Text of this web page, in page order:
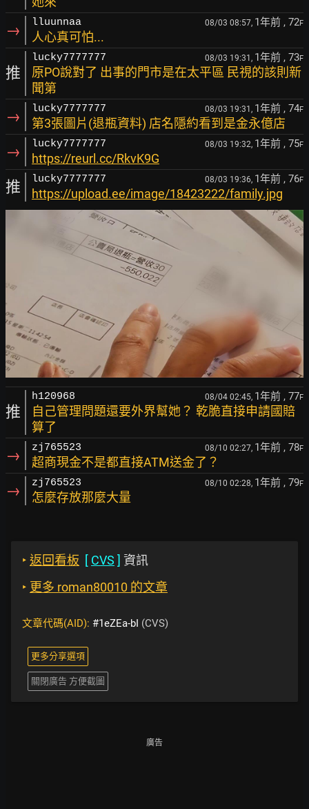
→ lluunnaa 08/03 08:57, 1年前 , 72F
人心真可怕...
推
lucky7777777 08/03 19:31, 1年前 , 73F
原PO說對了 出事的門市是在太平區 民視的該則新
聞第
→ lucky7777777 08/03 19:31, 1年前 , 74F
第3張圖片(退瓶資料) 店名隱約看到是金永億店
→ lucky7777777 08/03 19:32, 1年前 , 75F
https://reurl.cc/RkvK9G
推 lucky7777777 08/03 19:36, 1年前 , 76F
https://upload.ee/image/18423222/family.jpg
推
h120968 08/04 02:45, 1年前 , 77F
自己管理問題還要外界幫她？ 乾脆直接申請國賠
算了
→ zj765523 08/10 02:27, 1年前 , 78F
超商現金不是都直接ATM送金了？
→ zj765523 08/10 02:28, 1年前 , 79F
怎麼存放那麼大量
‣ 返回看板 [ CVS ] 資訊
‣ 更多 roman80010 的文章
文章代碼(AID): #1eZEa-bI (CVS)
更多分享選項
關閉廣告 方便截圖
廣告